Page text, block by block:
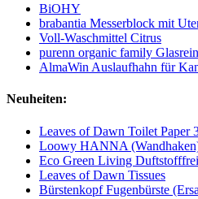
BiOHY
brabantia Messerblock mit
Voll-Waschmittel Citrus
purenn organic family
AlmaWin Auslaufhahn für
Neuheiten:
Leaves of Dawn Toilet Paper
Loowy HANNA
Eco Green Living
Leaves of Dawn Tissues
Bürstenkopf Fugenbürste